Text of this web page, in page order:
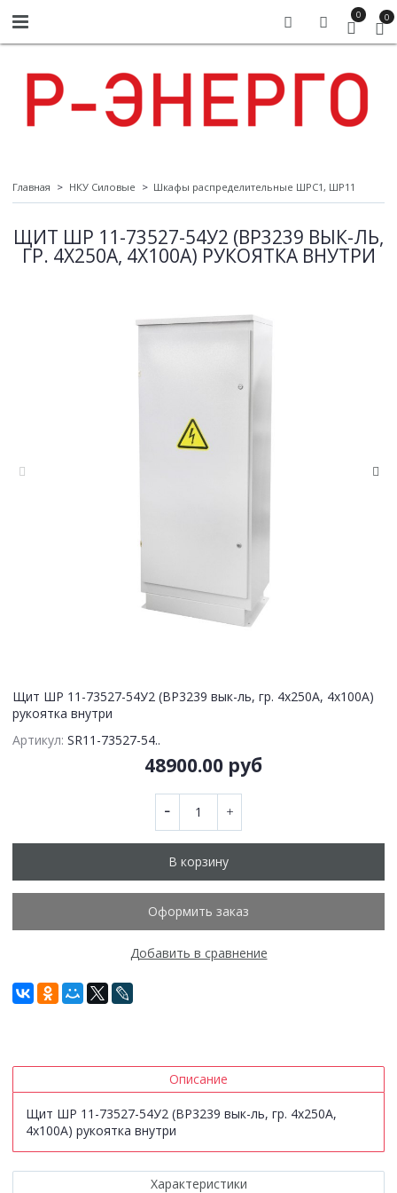
0 0
Главная НКУ Силовые Шкафы распределительные ШРС1, ШР11
ЩИТ ШР 11-73527-54У2 (ВР3239 ВЫК-ЛЬ,
ГР. 4Х250А, 4Х100А) РУКОЯТКА ВНУТРИ
Щит ШР 11-73527-54У2 (ВР3239 вык-ль, гр. 4х250А, 4х100А)
рукоятка внутри
Артикул: SR11-73527-54..
48900.00 руб
В корзину
Оформить заказ
Добавить в сравнение
Описание
Щит ШР 11-73527-54У2 (ВР3239 вык-ль, гр. 4х250А,
4х100А) рукоятка внутри
Характеристики